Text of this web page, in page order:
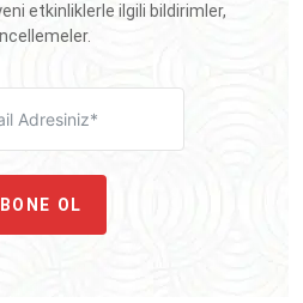
etkinliklerle ilgili bildirimler,
OL